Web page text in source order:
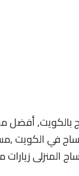
أفضل
زيارات